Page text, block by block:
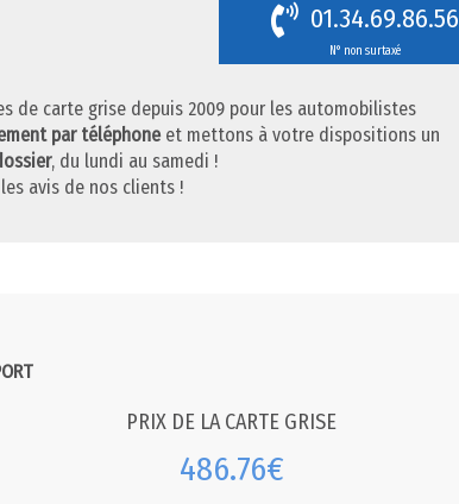
01.34.69.86.56
N° non surtaxé
de carte grise depuis 2009 pour les automobilistes
par téléphoneet mettons à votre dispositions un
, du lundi au samedi !
avis de nos clients !
PRIX DE LA CARTE GRISE
486.76€